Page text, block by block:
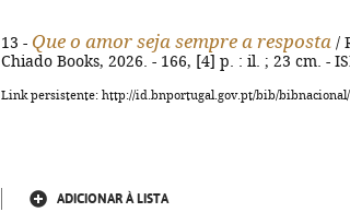
13 - Que o amor seja sempre a resposta /
Chiado Books, 2026. - 166, [4] p. : il. ; 23 cm. -
Link persistente: http://id.bnportugal.gov.pt/bib/bibnacional/
ADICIONAR À LISTA